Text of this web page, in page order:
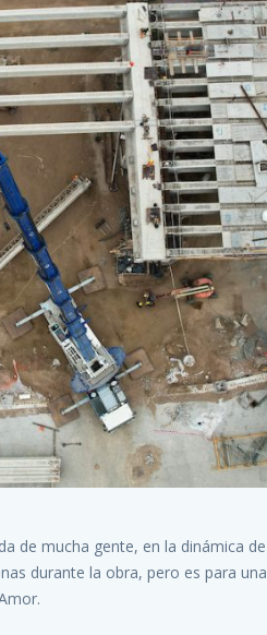
de mucha gente, en la dinámica
durante la obra, pero es para